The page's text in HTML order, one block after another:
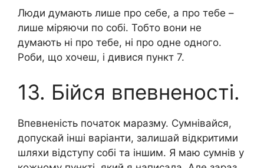
Люди думають лише про себе, а про тебе –
лише міряючи по собі. Тобто вони не
думають ні про тебе, ні про одне одного.
Роби, що хочеш, і дивися пункт 7.
13. Бійся впевненості.
Впевненість початок маразму. Сумнівайся,
допускай інші варіанти, залишай відкритими
шляхи відступу собі та іншим. Я маю сумнів у